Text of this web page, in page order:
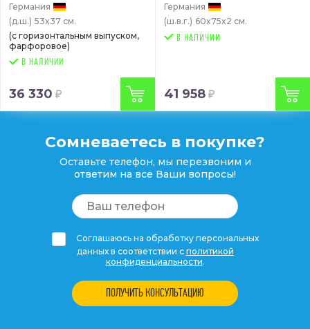
Германия
(д.ш.) 53x37 см.
(с горизонтальным выпуском,
фарфоровое)
В НАЛИЧИИ
36 330
Германия
(ш.в.г.) 60x75x2 см.
41 958
Сомневаетесь в покупке?
Оставьте телефон, мы перезвоним и
ответим на все Ваши вопросы!
Соглашаюсь на обработку персональных
данных в соответствии с политикой
конфиденциальности.
ПОЛУЧИТЬ КОНСУЛЬТАЦИЮ